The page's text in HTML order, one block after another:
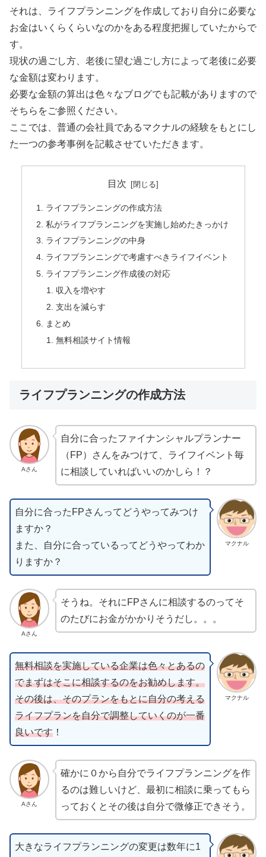
それは、ライフプランニングを作成しており自分に必要な
お金はいくらくらいなのかをある程度把握していたからで
す。
現状の過ごし方、老後に望む過ごし方によって老後に必要
な金額は変わります。
必要な金額の算出は色々なブログでも記載がありますので
そちらをご参照ください。
ここでは、普通の会社員であるマクナルの経験をもとにし
た一つの参考事例を記載させていただきます。
目次
ライフプランニングの作成方法
私がライフプランニングを実施し始めたきっかけ
ライフプランニングの中身
ライフプランニングで考慮すべきライフイベント
ライフプランニング作成後の対応
収入を増やす
支出を減らす
まとめ
無料相談サイト情報
ライフプランニングの作成方法
Aさん
自分に合ったファイナンシャルプランナー
（FP）さんをみつけて、ライフイベント毎
に相談していればいいのかしら！？
マクナル
自分に合ったFPさんってどうやってみつけ
ますか？
また、自分に合っているってどうやってわか
りますか？
Aさん
そうね。それにFPさんに相談するのってそ
のたびにお金がかかりそうだし。。。
マクナル
無料相談を実施している企業は色々とあるの
でまずはそこに相談するのをお勧めします。
その後は、そのプランをもとに自分の考える
ライフプランを自分で調整していくのが一番
良いです ！
Aさん
確かに０から自分でライフプランニングを作
るのは難しいけど、最初に相談に乗ってもら
っておくとその後は自分で微修正できそう。
大きなライフプランニングの変更は数年に1